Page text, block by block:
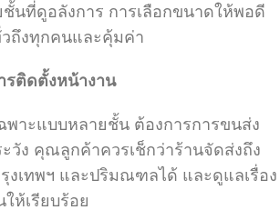
ชั้นที่ดูอลังการ การเลือกขนาดให้พอดี
ถึงทุกคนและคุ้มค่า
รติดตั้งหน้างาน
พาะแบบหลายชั้น ต้องการการขนส่ง
วัง คุณลูกค้าควรเช็กว่าร้านจัดส่งถึง
งเทพฯ และปริมณฑลได้ และดูแลเรื่อง
ห้เรียบร้อย